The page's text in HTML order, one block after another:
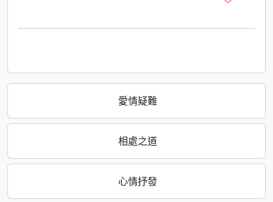
愛情疑難
相處之道
心情抒發